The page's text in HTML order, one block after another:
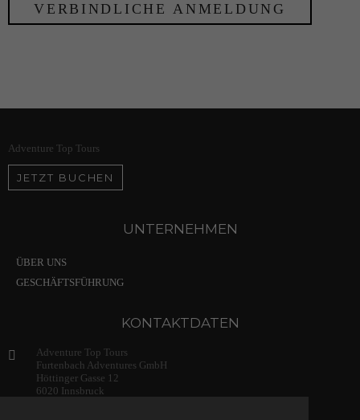
Adventure Top Tours
JETZT BUCHEN
UNTERNEHMEN
ÜBER UNS
GESCHÄFTSFÜHRUNG
KONTAKTDATEN
Adventure Top Tours
Furtenbach Adventures GmbH
Höttinger Gasse 12
6020 Innsbruck